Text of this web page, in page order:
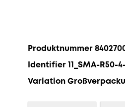
Produktnummer
Identifier 11_SMA-R50-
Variation